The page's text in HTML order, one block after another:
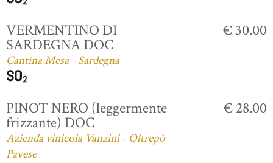
VERMENTINO DI
SARDEGNA DOC
Cantina Mesa - Sardegna
€ 30.00
PINOT NERO (leggermente
frizzante) DOC
Azienda vinicola Vanzini - Oltrepò
Pavese
€ 28.00